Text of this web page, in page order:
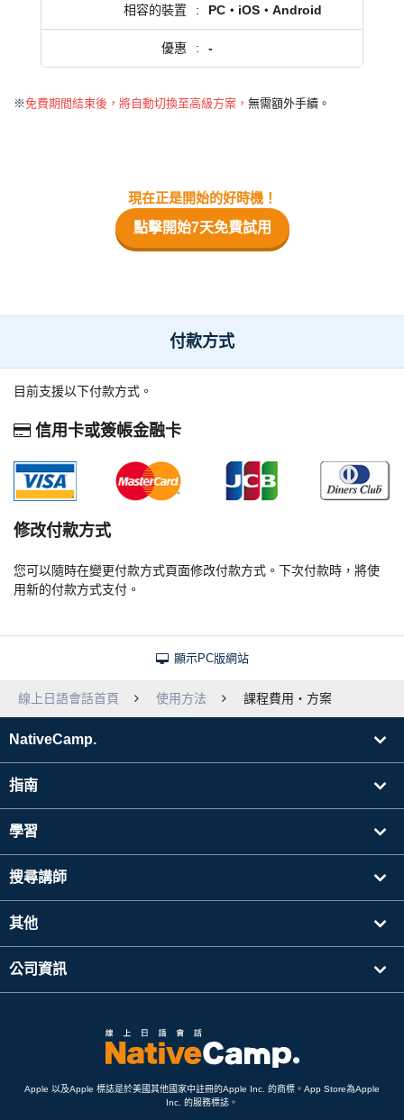
相容的裝置 : PC・iOS・Android
優惠 : -
※免費期間結束後，將自動切換至高級方案， 無需額外手續。
現在正是開始的好時機！
點擊開始7天免費試用
付款方式
目前支援以下付款方式。
信用卡或簽帳金融卡
修改付款方式
您可以隨時在變更付款方式頁面修改付款方式。下次付款時，將使
用新的付款方式支付。
顯示PC版網站
線上日語會話首頁 使用方法 課程費用・方案
NativeCamp.
指南
學習
搜尋講師
其他
公司資訊
Apple 以及Apple 標誌是於美國其他國家中註冊的Apple Inc. 的商標。App Store為Apple
Inc. 的服務標誌。